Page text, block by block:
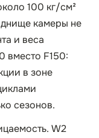
100 кг/см²
камеры не
и веса
вместо F150:
в зоне
сезонов.
W2